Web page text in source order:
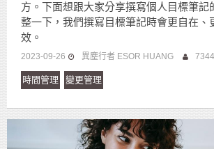
方。下面想跟大家分享撰寫個人目標筆記
整一下，我們撰寫目標筆記時會更自在、
效。
2023-09-26 異塵行者 ESOR HUANG 7344
時間管理 變更管理